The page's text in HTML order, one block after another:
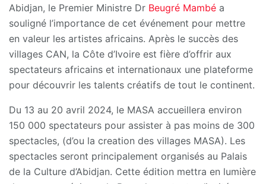
Abidjan, le Premier Ministre Dr Beugré Mambé a
souligné l’importance de cet événement pour mettre
en valeur les artistes africains. Après le succès des
villages CAN, la Côte d’Ivoire est fière d’offrir aux
spectateurs africains et internationaux une plateforme
pour découvrir les talents créatifs de tout le continent.
Du 13 au 20 avril 2024, le MASA accueillera environ
150 000 spectateurs pour assister à pas moins de 300
spectacles, (d’ou la creation des villages MASA). Les
spectacles seront principalement organisés au Palais
de la Culture d’Abidjan. Cette édition mettra en lumière